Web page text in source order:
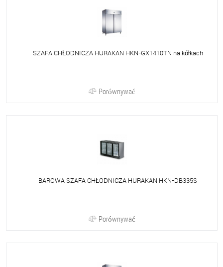
SZAFA CHŁODNICZA HURAKAN HKN-GX1410TN na kółkach
Porównywać
BAROWA SZAFA CHŁODNICZA HURAKAN HKN-DB335S
Porównywać